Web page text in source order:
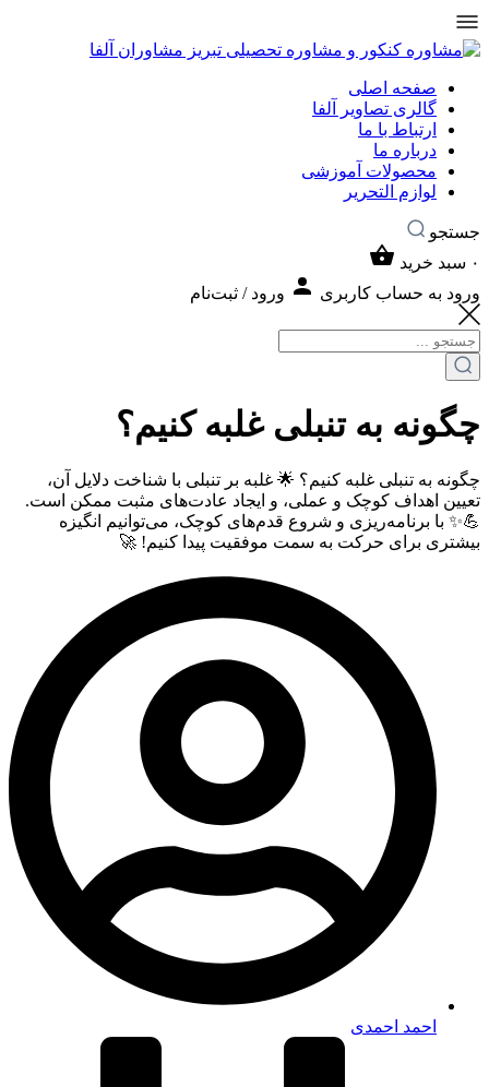
صفحه اصلی
گالری تصاویر آلفا
ارتباط با ما
درباره ما
محصولات آموزشی
لوازم التحریر
جستجو
۰ سبد خرید
ورود به حساب کاربری
ورود / ثبت‌نام
چگونه به تنبلی غلبه کنیم؟
چگونه به تنبلی غلبه کنیم؟ 🌟 غلبه بر تنبلی با شناخت دلایل آن،
تعیین اهداف کوچک و عملی، و ایجاد عادت‌های مثبت ممکن است.
💪✨ با برنامه‌ریزی و شروع قدم‌های کوچک، می‌توانیم انگیزه
بیشتری برای حرکت به سمت موفقیت پیدا کنیم! 🚀
احمد احمدی